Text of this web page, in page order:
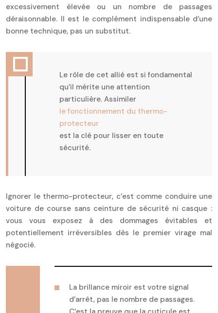
excessivement élevée ou un nombre de passages
déraisonnable. Il est le complément indispensable d’une
bonne technique, pas un substitut.
Le rôle de cet allié est si fondamental
qu’il mérite une attention
particulière. Assimiler
le fonctionnement du thermo-
protecteur
est la clé pour lisser en toute
sécurité.
Ignorer le thermo-protecteur, c’est comme conduire une
voiture de course sans ceinture de sécurité ni casque :
vous vous exposez à des dommages évitables et
potentiellement irréversibles dès le premier virage mal
négocié.
La brillance miroir est votre signal
d’arrêt, pas le nombre de passages.